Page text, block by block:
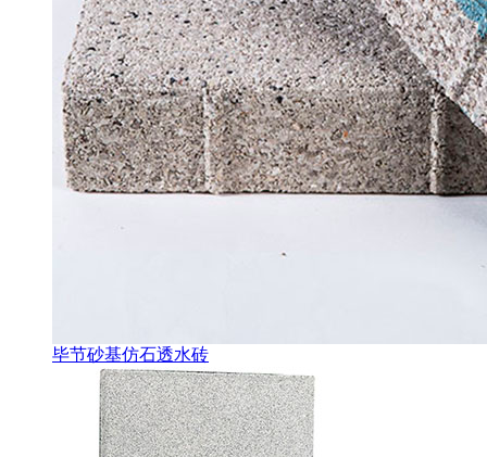
毕节砂基仿石透水砖